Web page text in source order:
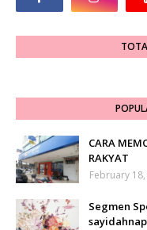
CARA
RAKYAT
February
Segmen